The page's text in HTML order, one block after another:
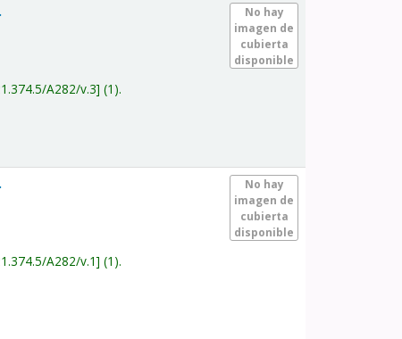
No hay
imagen de
cubierta
disponible
A282/v.3 (1).
No hay
imagen de
cubierta
disponible
A282/v.1 (1).